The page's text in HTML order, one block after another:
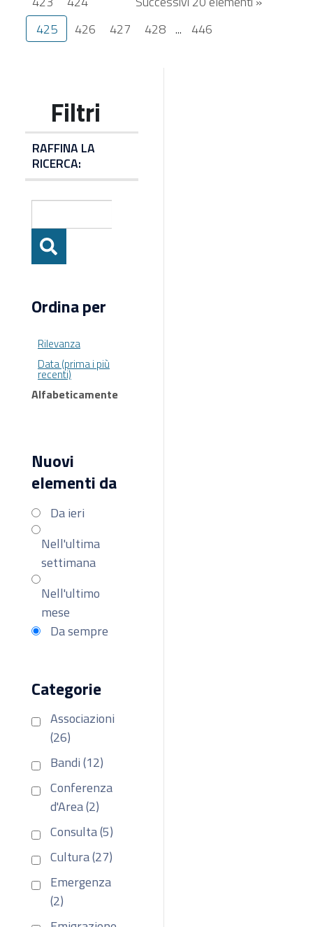
425
426 427 428 ... 446
RAFFINA LA
RICERCA:
Ordina per
Rilevanza
Data (prima i più
recenti)
Alfabeticamente
Nuovi
elementi da
Da ieri
Nell'ultima
settimana
Nell'ultimo
mese
Da sempre
Categorie
Associazioni
(26)
Bandi (12)
Conferenza
d'Area (2)
Consulta (5)
Cultura (27)
Emergenza
(2)